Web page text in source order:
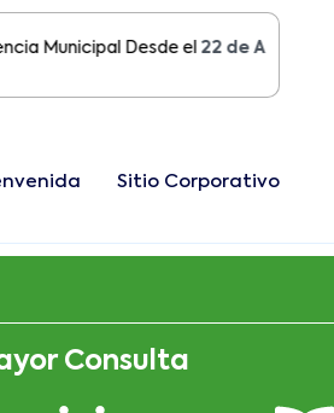
Desde el22 de Agosto del 2019
Sitio Corporativo
Consulta